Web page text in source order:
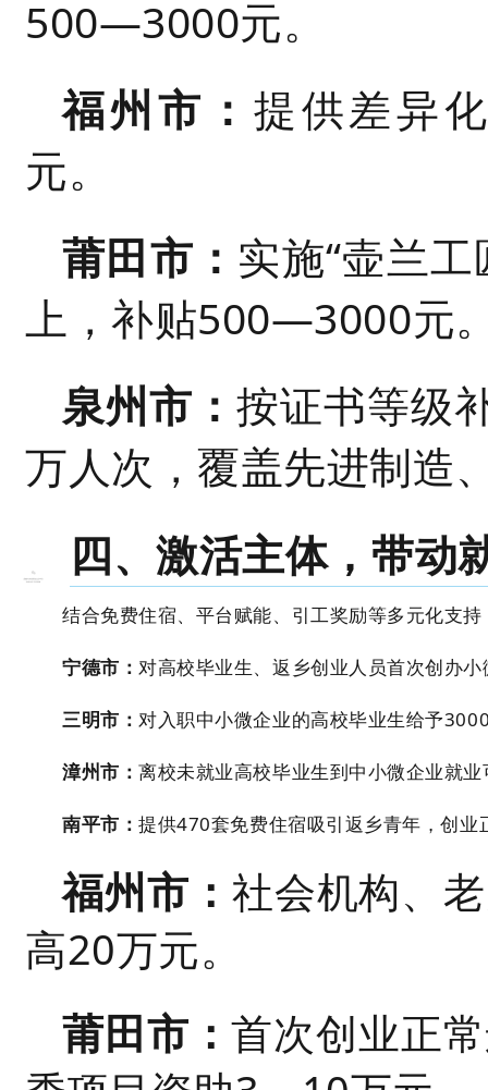
500—3000元。
福州市： 提供差异
元。
莆田市： 实施“壶兰
上，补贴500—3000元
泉州市： 按证书等级
万人次，覆盖先进制造
四、激活主体，带动
结合免费住宿、平台赋能、引工奖励等多元化支
宁德市：对高校毕业生、返乡创业人员首次创办
三明市：对入职中小微企业的高校毕业生给予
漳州市：离校未就业高校毕业生到中小微企业就
南平市：提供470套免费住宿吸引返乡青年，创
福州市： 社会机构、
高20万元。
莆田市：首次创业正